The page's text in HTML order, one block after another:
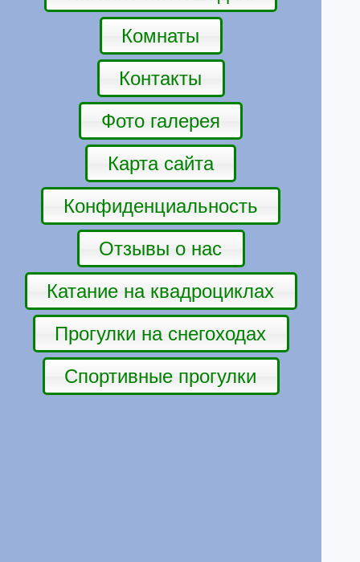
Комнаты
Контакты
Фото галерея
Карта сайта
Конфиденциальность
Отзывы о нас
Катание на квадроциклах
Прогулки на снегоходах
Спортивные прогулки